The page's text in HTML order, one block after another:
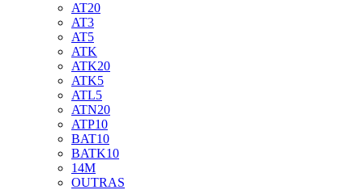
AT20
AT3
AT5
ATK
ATK20
ATK5
ATL5
ATN20
ATP10
BAT10
BATK10
14M
OUTRAS